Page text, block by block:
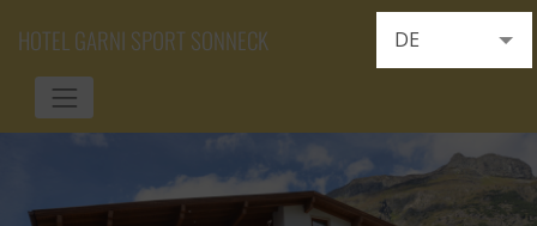
HOTEL GARNI SPORT SONNECK DE